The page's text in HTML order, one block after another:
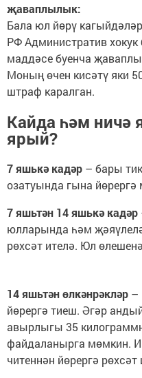
җаваплылык:
Бала юл йөрү
РФ Административ
маддәсе буенча
Моның өчен кисәтү яки
штраф каралган.
Кайда һәм ничә
ярый?
7 яшькә кадәр – бары
озатуында гына йөрергә
7 яшьтән 14 яшькә кадәр
юлларында һәм
рөхсәт ителә. Юл
14 яшьтән өлкәнрәкләр –
йөрергә тиеш. Әгәр
авырлыгы 35
файдаланырга мөмкин.
читеннән йөрергә рөхсәт